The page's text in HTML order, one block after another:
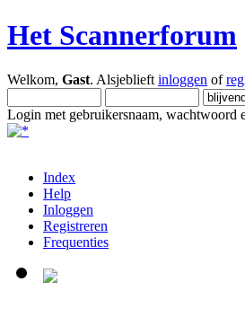
Het Scannerforum
Welkom, Gast. Alsjeblieft inloggen of
Login met gebruikersnaam, wachtwoord
Index
Help
Inloggen
Registreren
Frequenties